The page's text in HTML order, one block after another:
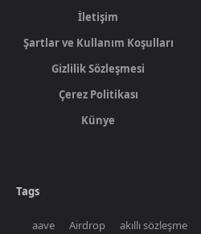
İletişim
Şartlar ve Kullanım Koşulları
Gizlilik Sözleşmesi
Çerez Politikası
Künye
Tags
aave Airdrop akıllı sözleşme